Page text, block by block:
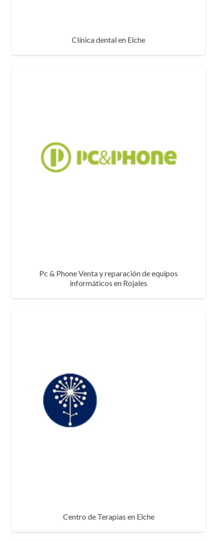
Clínica dental en Elche
Pc & Phone Venta y reparación de equipos
informáticos en Rojales
Centro de Terapias en Elche